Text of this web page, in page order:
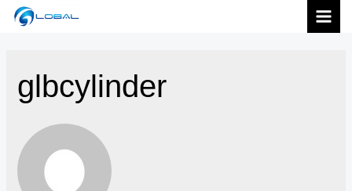
glbcylinder